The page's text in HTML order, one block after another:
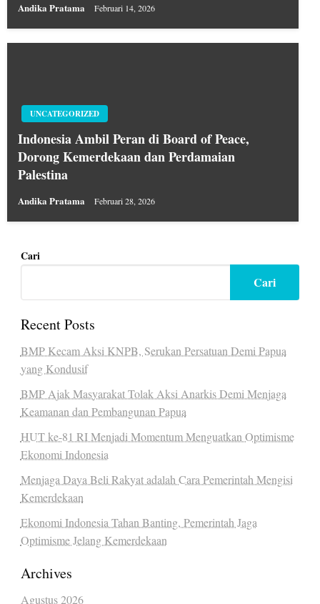
Andika Pratama Februari 14, 2026
UNCATEGORIZED
Indonesia Ambil Peran di Board of Peace,
Dorong Kemerdekaan dan Perdamaian
Palestina
Andika Pratama Februari 28, 2026
Cari
Cari
Recent Posts
BMP Kecam Aksi KNPB, Serukan Persatuan Demi Papua
yang Kondusif
BMP Ajak Masyarakat Tolak Aksi Anarkis Demi Menjaga
Keamanan dan Pembangunan Papua
HUT ke-81 RI Menjadi Momentum Menguatkan Optimisme
Ekonomi Indonesia
Menjaga Daya Beli Rakyat adalah Cara Pemerintah Mengisi
Kemerdekaan
Ekonomi Indonesia Tahan Banting, Pemerintah Jaga
Optimisme Jelang Kemerdekaan
Archives
Agustus 2026